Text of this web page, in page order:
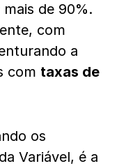
de 90%.
com
a
com taxas de
os
Variável, é a